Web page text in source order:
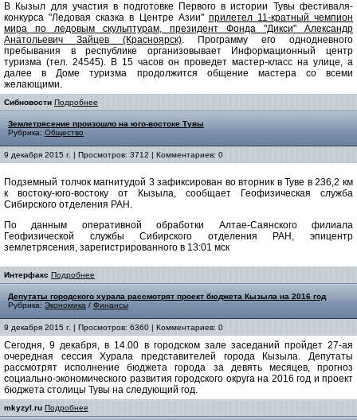
В Кызыл для участия в подготовке Первого в истории Тувы фестиваля-
конкурса "Ледовая сказка в Центре Азии" прилетел 11-кратный чемпион
мира по ледовым скульптурам, президент Фонда "Дикси" Александр
Анатольевич Зайцев (Красноярск). Программу его однодневного
пребывания в республике организовывает Информационный центр
туризма (тел. 24545). В 15 часов он проведет мастер-класс на улице, а
далее в Доме туризма продолжится общение мастера со всеми
желающими.
Сибновости Подробнее
Землетрясение произошло на юго-востоке Тувы
Рубрика: Общество
9 декабря 2015 г. | Просмотров: 3712 | Комментариев: 0
Подземный толчок магнитудой 3 зафиксирован во вторник в Туве в 236,2 км
к востоку-юго-востоку от Кызыла, сообщает Геофизическая служба
Сибирского отделения РАН.
По данным оперативной обработки Алтае-Саянского филиала
Геофизической службы Сибирского отделения РАН, эпицентр
землетрясения, зарегистрированного в 13:01 мск
Интерфакс Подробнее
Депутаты городского хурала рассмотрят проект бюджета Кызыла на 2016 год
Рубрика: Экономика / Финансы
9 декабря 2015 г. | Просмотров: 6360 | Комментариев: 0
Сегодня, 9 декабря, в 14.00 в городском зале заседаний пройдет 27-ая
очередная сессия Хурала представителей города Кызыла. Депутаты
рассмотрят исполнение бюджета города за девять месяцев, прогноз
социально-экономического развития городского округа на 2016 год и проект
бюджета столицы Тувы на следующий год.
mkyzyl.ru Подробнее